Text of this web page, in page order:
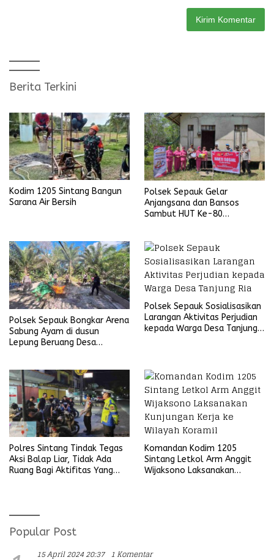
Berita Terkini
Kodim 1205 Sintang Bangun
Sarana Air Bersih
Polsek Sepauk Gelar
Anjangsana dan Bansos
Sambut HUT Ke-80
Polsek Sepauk Bongkar Arena
Sabung Ayam di dusun
Lepung Beruang Desa
Polsek Sepauk Sosialisasikan
Larangan Aktivitas Perjudian
kepada Warga Desa Tanjung
Polres Sintang Tindak Tegas
Aksi Balap Liar, Tidak Ada
Ruang Bagi Aktifitas Yang
Komandan Kodim 1205
Sintang Letkol Arm Anggit
Wijaksono Laksanakan
Popular Post
15 April 2024 20:37 1 Komentar